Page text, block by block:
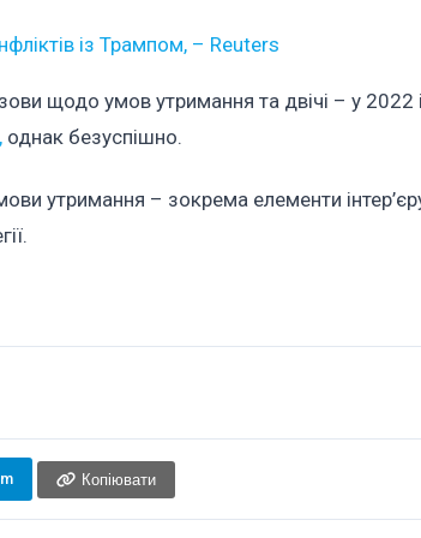
із Трампом, – Reuters
щодо умов утримання та двічі – у 2022
однак безуспішно.
утримання – зокрема елементи
Копіювати